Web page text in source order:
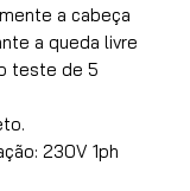
a cabeça
a queda livre
teste de 5
230V 1ph